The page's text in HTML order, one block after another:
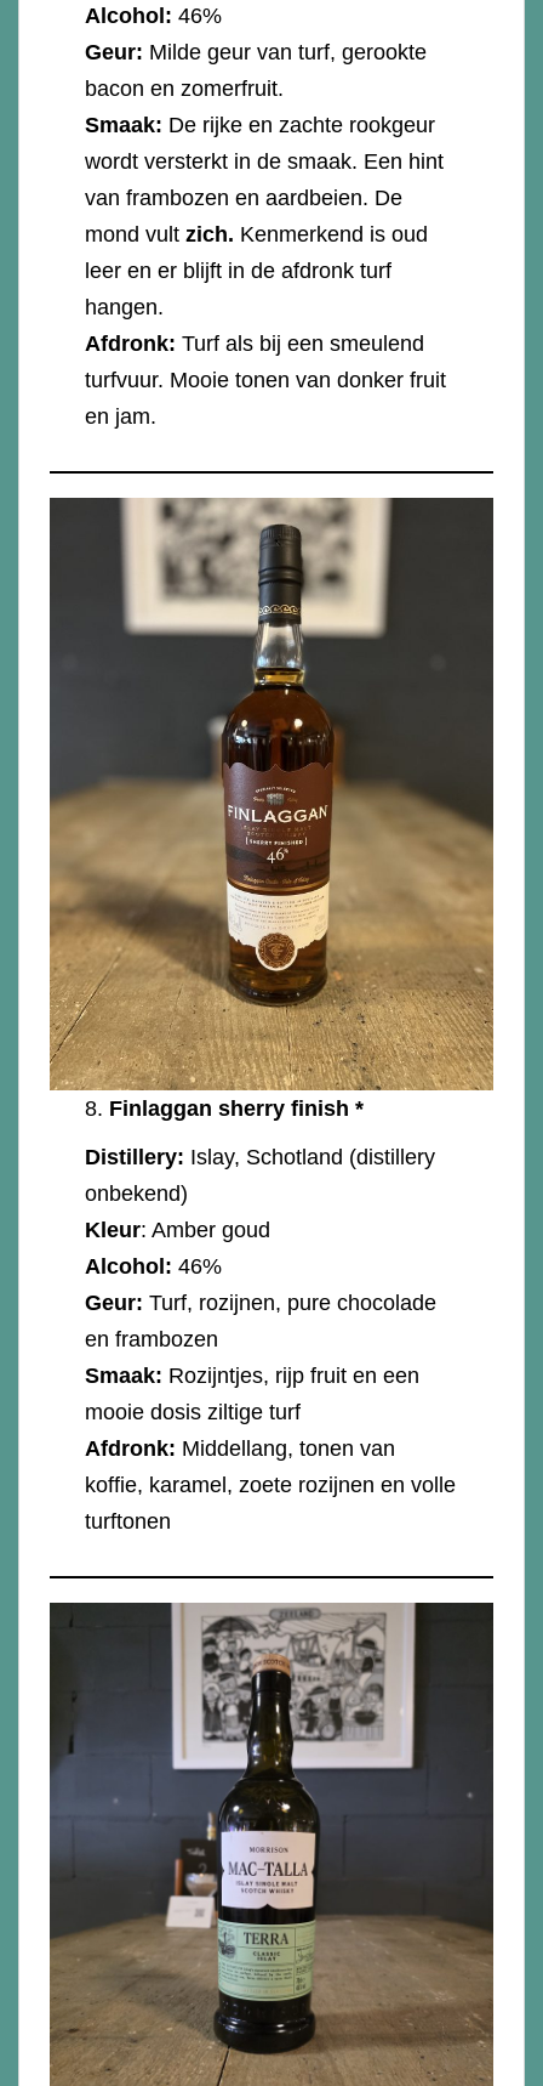
Alcohol: 46%
Geur: Milde geur van turf, gerookte
bacon en zomerfruit.
Smaak: De rijke en zachte rookgeur
wordt versterkt in de smaak. Een hint
van frambozen en aardbeien. De
mond vultzich. Kenmerkend is oud
leer en er blijft in de afdronk turf
hangen.
Afdronk: Turf als bij een smeulend
turfvuur. Mooie tonen van donker fruit
en jam.
8. Finlaggan sherry finish *
Distillery: Islay, Schotland (distillery
onbekend)
Kleur: Amber goud
Alcohol: 46%
Geur: Turf, rozijnen, pure chocolade
en frambozen
Smaak: Rozijntjes, rijp fruit en een
mooie dosis ziltige turf
Afdronk: Middellang, tonen van
koffie, karamel, zoete rozijnen en volle
turftonen